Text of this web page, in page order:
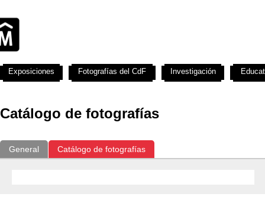
Catálogo de fotografías
General Catálogo de fotografías
Exposiciones Fotografías del CdF Investigación